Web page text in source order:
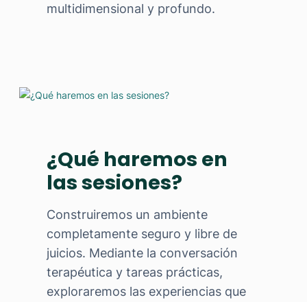
multidimensional y profundo.
¿Qué haremos en
las sesiones?
Construiremos un ambiente
completamente seguro y libre de
juicios. Mediante la conversación
terapéutica y tareas prácticas,
exploraremos las experiencias que